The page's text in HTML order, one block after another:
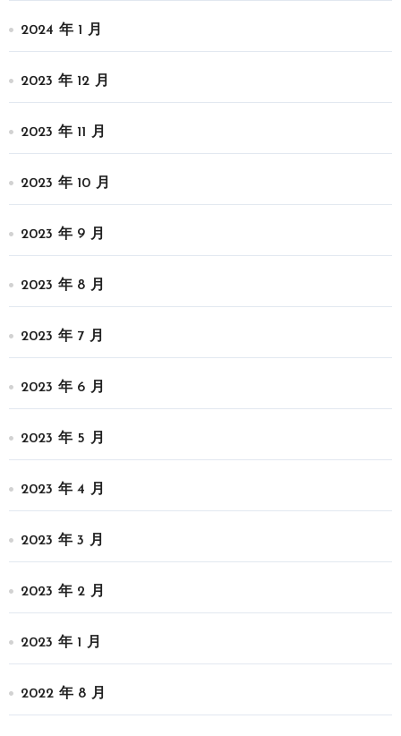
2024 年 1 月
2023 年 12 月
2023 年 11 月
2023 年 10 月
2023 年 9 月
2023 年 8 月
2023 年 7 月
2023 年 6 月
2023 年 5 月
2023 年 4 月
2023 年 3 月
2023 年 2 月
2023 年 1 月
2022 年 8 月